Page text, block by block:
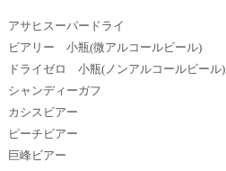
アサヒスーパードライ
ビアリー 小瓶(微アルコールビール)
ドライゼロ 小瓶(ノンアルコールビール)
シャンディーガフ
カシスビアー
ピーチビアー
巨峰ビアー